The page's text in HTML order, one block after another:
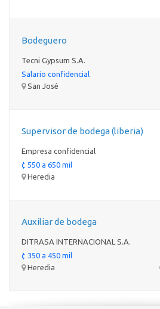
Bodeguero
Tecni Gypsum S.A.
Salario confidencial
San José
Supervisor de bodega (liberia)
Empresa confidencial
¢ 550 a 650 mil
Heredia
Auxiliar de bodega
DITRASA INTERNACIONAL S.A.
¢ 350 a 450 mil
Heredia